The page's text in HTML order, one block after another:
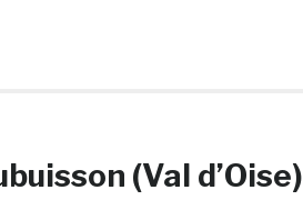
(Val d’Oise)